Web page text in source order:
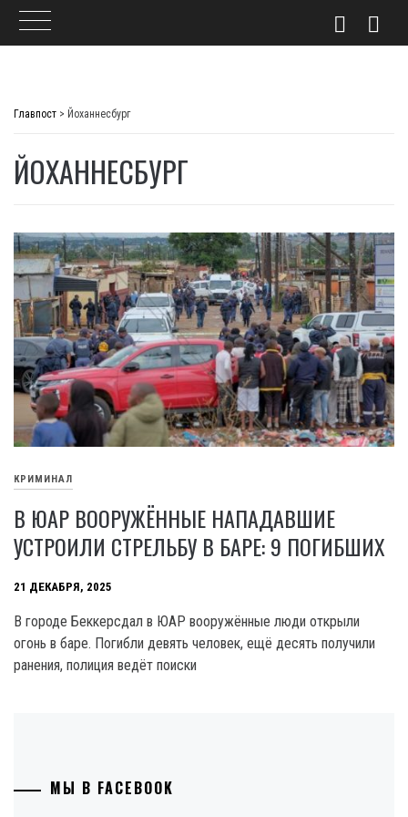
Главпост > Йоханнесбург
ЙОХАННЕСБУРГ
КРИМИНАЛ
В ЮАР ВООРУЖЁННЫЕ НАПАДАВШИЕ
УСТРОИЛИ СТРЕЛЬБУ В БАРЕ: 9 ПОГИБШИХ
21 ДЕКАБРЯ, 2025
В городе Беккерсдал в ЮАР вооружённые люди открыли
огонь в баре. Погибли девять человек, ещё десять получили
ранения, полиция ведёт поиски
МЫ В FACEBOOK